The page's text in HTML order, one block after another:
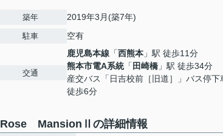
築年 2019年3月(築7年)
駐車 空有
交通
鹿児島本線 「西熊本 」駅 徒歩11分
熊本市電A系統「 田崎橋 」駅 徒歩34分
産交バス「日吉校前［旧道］」バス停
徒歩6分
Rose MansionⅡの詳細情報